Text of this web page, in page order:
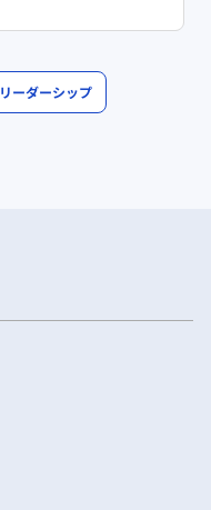
リーダーシップ